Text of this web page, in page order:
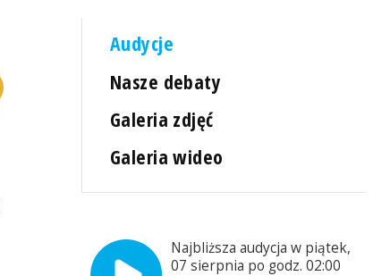
Audycje
Nasze debaty
Galeria zdjęć
Galeria wideo
Najbliższa audycja w piątek,
07 sierpnia po godz. 02:00